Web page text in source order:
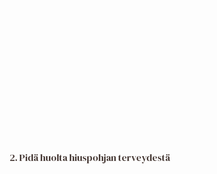
2. Pidä huolta hiuspohjan terveydestä